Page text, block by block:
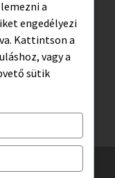
rights reserved
a
engedélyezi
Kattintson a
vagy a
sütik